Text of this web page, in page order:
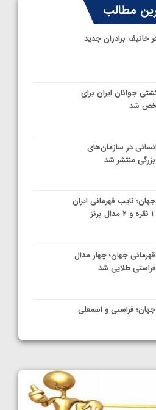
مطالب
خانیف برادران جدید
جوانان ایران برای
شد
در سازمان‌های
منتشر شد
نایب قهرمانی ایران
جهان؛ چهار مدال
طلایی شد
فراستی و اسمعلی